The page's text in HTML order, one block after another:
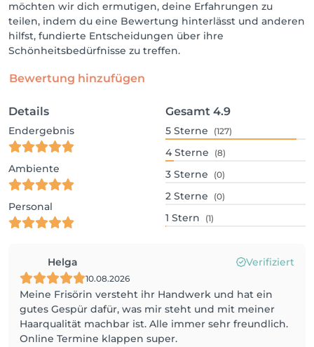
möchten wir dich ermutigen, deine Erfahrungen zu
teilen, indem du eine Bewertung hinterlässt und anderen
hilfst, fundierte Entscheidungen über ihre
Schönheitsbedürfnisse zu treffen.
Bewertung hinzufügen
Details
Endergebnis
Ambiente
Personal
Gesamt 4.9
5 Sterne (127)
4 Sterne (8)
3 Sterne (0)
2 Sterne (0)
1 Stern (1)
Helga Verifiziert
10.08.2026
Meine Frisörin versteht ihr Handwerk und hat ein
gutes Gespür dafür, was mir steht und mit meiner
Haarqualität machbar ist. Alle immer sehr freundlich.
Online Termine klappen super.